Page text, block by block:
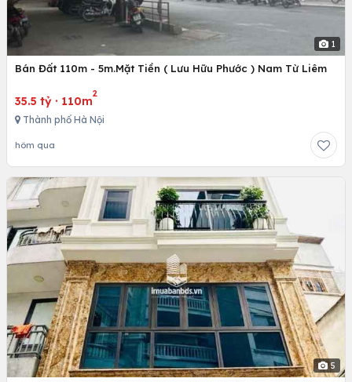
1
Bán Đất 110m - 5m.Mặt Tiền ( Lưu Hữu Phước ) Nam Từ Liêm
35.5 tỷ · 110m
2
Thành phố Hà Nội
hôm qua
5